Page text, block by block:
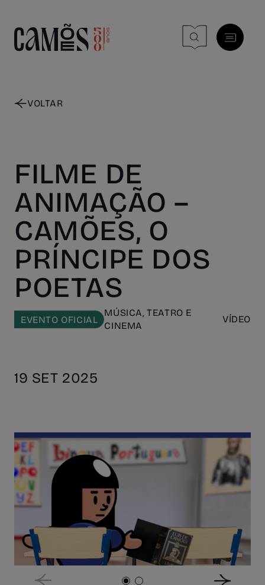
VOLTAR
FILME DE
ANIMAÇÃO –
CAMÕES, O
PRÍNCIPE DOS
POETAS
EVENTO OFICIAL
MÚSICA, TEATRO E
CINEMA
VÍDEO
19 SET 2025